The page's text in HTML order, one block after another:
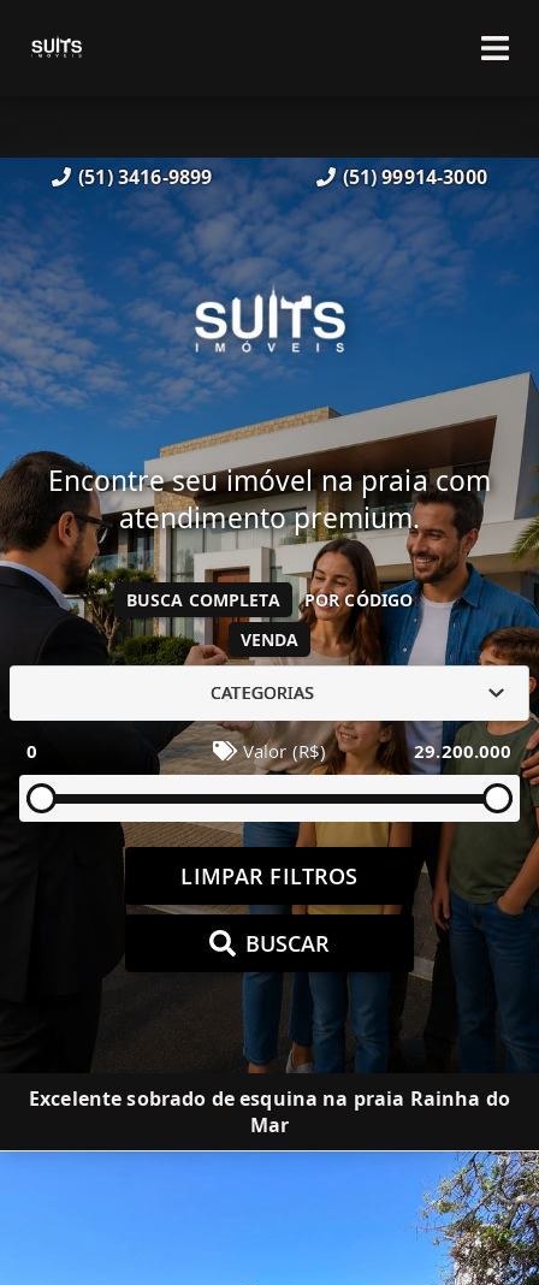
(51) 3416-9899 (51) 99914-3000
Encontre seu imóvel na praia com
atendimento premium.
VENDA
BUSCA COMPLETA POR CÓDIGO
CATEGORIAS
0 Valor (R$) 29.200.000
LIMPAR FILTROS
BUSCAR
Excelente sobrado de esquina na praia Rainha do
Mar